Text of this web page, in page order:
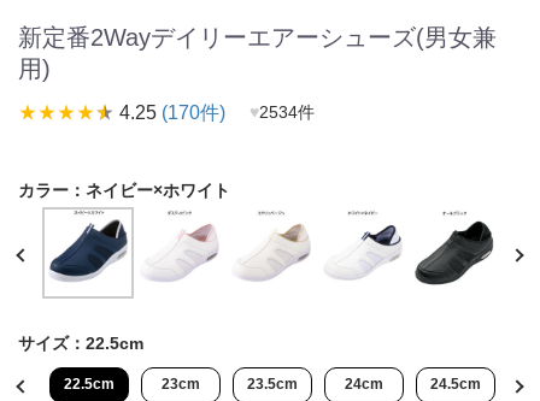
新定番2Wayデイリーエアーシューズ(男女兼
用)
star_ratestar_ratestar_ratestar_ratestar_rate 4.25 (170件) ♥2534件
カラー： ネイビー×ホワイト
サイズ： 22.5cm
22.5cm 23cm 23.5cm 24cm 24.5cm